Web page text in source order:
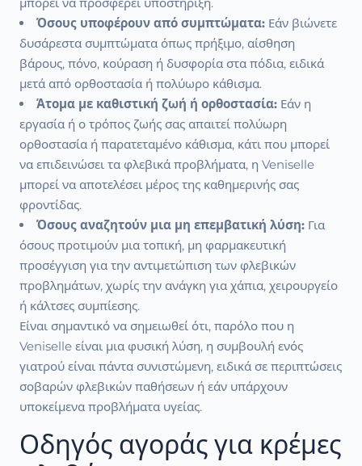
Όσους υποφέρουν από συμπτώματα: Εάν βιώνετε
δυσάρεστα συμπτώματα όπως πρήξιμο, αίσθηση
βάρους, πόνο, κούραση ή δυσφορία στα πόδια, ειδικά
μετά από ορθοστασία ή πολύωρο κάθισμα.
Άτομα με καθιστική ζωή ή ορθοστασία: Εάν η
εργασία ή ο τρόπος ζωής σας απαιτεί πολύωρη
ορθοστασία ή παρατεταμένο κάθισμα, κάτι που μπορεί
να επιδεινώσει τα φλεβικά προβλήματα, η Veniselle
μπορεί να αποτελέσει μέρος της καθημερινής σας
φροντίδας.
Όσους αναζητούν μια μη επεμβατική λύση: Για
όσους προτιμούν μια τοπική, μη φαρμακευτική
προσέγγιση για την αντιμετώπιση των φλεβικών
προβλημάτων, χωρίς την ανάγκη για χάπια, χειρουργείο
ή κάλτσες συμπίεσης.
Είναι σημαντικό να σημειωθεί ότι, παρόλο που η
Veniselle είναι μια φυσική λύση, η συμβουλή ενός
γιατρού είναι πάντα συνιστώμενη, ειδικά σε περιπτώσεις
σοβαρών φλεβικών παθήσεων ή εάν υπάρχουν
υποκείμενα προβλήματα υγείας.
Οδηγός αγοράς για κρέμες